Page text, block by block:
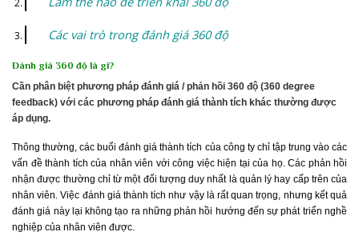
Các vai trò trong đánh giá 360 độ
Đánh giá 360 độ là gì?
Cần phân biệt phương pháp đánh giá / phản hồi 360 độ (360 degree
feedback) với các phương pháp đánh giá thành tích khác thường được
áp dụng.
Thông thường, các buổi đánh giá thành tích của công ty chỉ tập trung vào các
vấn đề thành tích của nhân viên với công việc hiện tại của họ. Các phản hồi
nhận được thường chỉ từ một đối tượng duy nhất là quản lý hay cấp trên của
nhân viên. Việc đánh giá thành tích như vậy là rất quan trọng, nhưng kết quả
đánh giá này lại không tạo ra những phản hồi hướng đến sự phát triển nghề
nghiệp của nhân viên được.